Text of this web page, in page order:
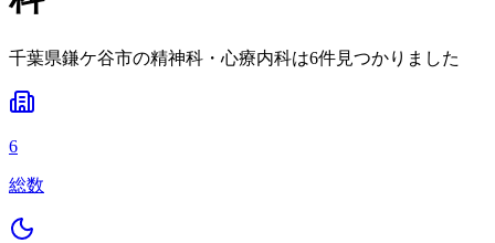
千葉県鎌ケ谷市の精神科・心療内科は6件見つかりました
6
総数